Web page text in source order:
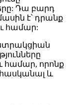
Դա բարդ
է՝ դրանք
համար:
համար, որոնք
հասկանալ և